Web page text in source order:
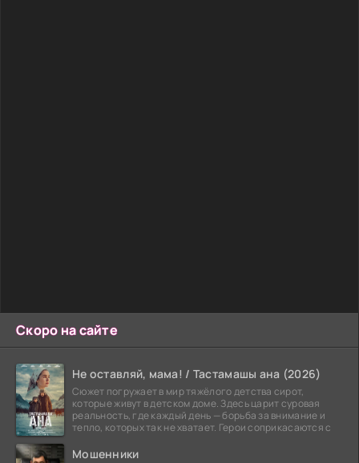
Скоро на сайте
Не оставляй, мама! / Тастамашы ана (2026)
Сюжет погружает в мир тяжёлого детства сирот,
которые живут в детском доме. Здесь царит суровая
реальность, где каждый день — борьба за внимание и
тепло, которых так не хватает. Герои соприкасаются с
Мошенники